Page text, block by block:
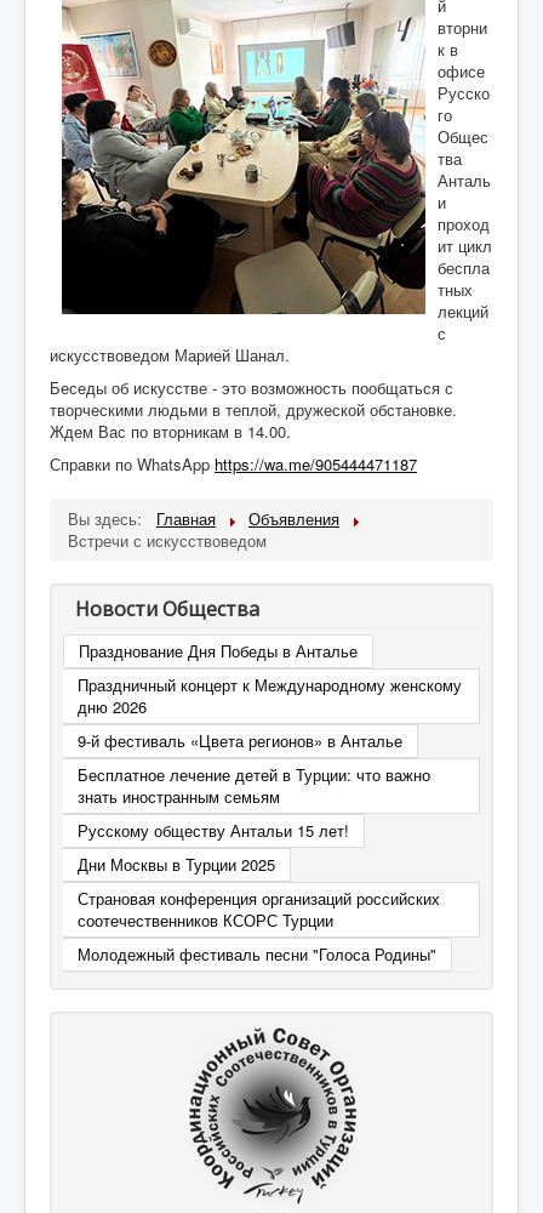
Консульство
Жизнь общества
День Победы
Правнуки Победы
Объявления
Юридическая консультация
Образование
Психологическая помощь
Проекты
Дети
Благотворительность
Путешествия
Творчество
Дети-билингвы
Здоровье и медицина
Курсы
Турецкий язык
Контакт
й
вторни
к в
офисе
Русско
го
Общес
тва
Анталь
и
проход
ит цикл
беспла
тных
лекций
с
искусствоведом Марией Шанал.
Беседы об искусстве - это возможность пообщаться с
творческими людьми в теплой, дружеской обстановке.
Ждем Вас по вторникам в 14.00.
Справки по WhatsApp https://wa.me/905444471187
Вы здесь: Главная
Объявления
Встречи с искусствоведом
Новости Общества
Празднование Дня Победы в Анталье
Праздничный концерт к Международному женскому
дню 2026
9-й фестиваль «Цвета регионов» в Анталье
Бесплатное лечение детей в Турции: что важно
знать иностранным семьям
Русскому обществу Антальи 15 лет!
Дни Москвы в Турции 2025
Страновая конференция организаций российских
соотечественников КСОРС Турции
Молодежный фестиваль песни "Голоса Родины"